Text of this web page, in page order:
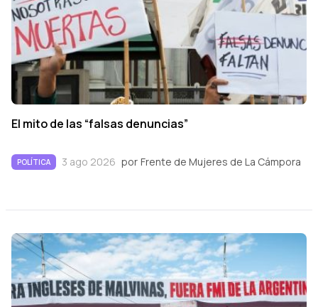
El mito de las “falsas denuncias”
POLÍTICA 3 ago 2026 por Frente de Mujeres de La Cámpora